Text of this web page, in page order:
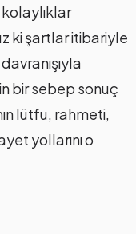
ki şartlar itibariyle
bir sebep sonuç
lütfu, rahmeti,
yollarını o